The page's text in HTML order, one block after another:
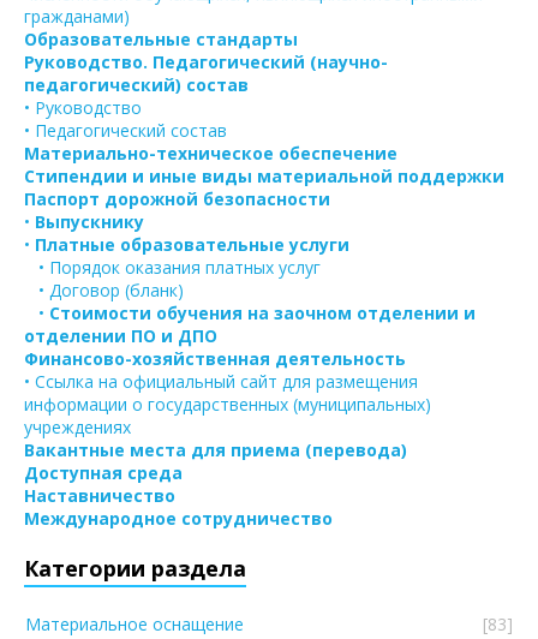
гражданами)
Образовательные стандарты
Руководство. Педагогический (научно-
педагогический) состав
• Руководство
• Педагогический состав
Материально-техническое обеспечение
Стипендии и иные виды материальной поддержки
Паспорт дорожной безопасности
• Выпускнику
• Платные образовательные услуги
• Порядок оказания платных услуг
• Договор (бланк)
• Стоимости обучения на заочном отделении и
отделении ПО и ДПО
Финансово-хозяйственная деятельность
• Ссылка на официальный сайт для размещения
информации о государственных (муниципальных)
учреждениях
Вакантные места для приема (перевода)
Доступная среда
Наставничество
Международное сотрудничество
Категории раздела
Материальное оснащение
[83]